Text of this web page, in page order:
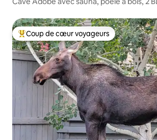
Coup de cœur voyageurs parmi les plus
Coup de cœur voyageurs